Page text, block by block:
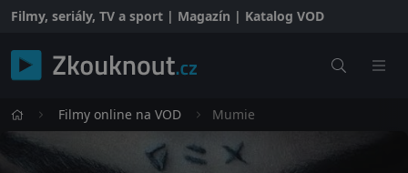
Filmy, seriály, TV a sport | Magazín | Katalog VOD
Filmy online na VOD Mumie